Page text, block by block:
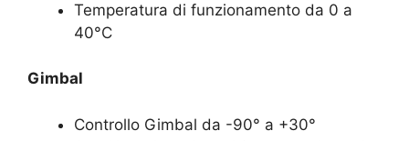
Temperatura di funzionamento da 0 a
40°C
Gimbal
Controllo Gimbal da -90° a +30°